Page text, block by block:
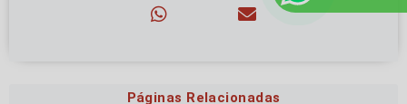
Páginas Relacionadas